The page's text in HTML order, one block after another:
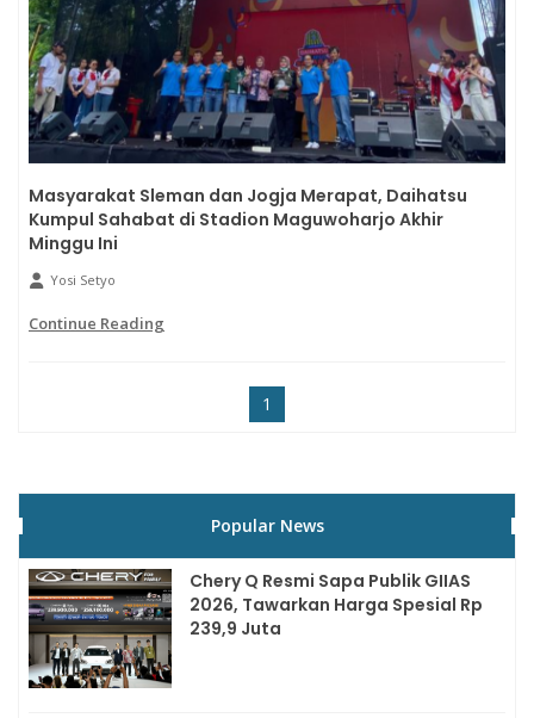
Masyarakat Sleman dan Jogja Merapat, Daihatsu
Kumpul Sahabat di Stadion Maguwoharjo Akhir
Minggu Ini
Yosi Setyo
Continue Reading
1
Popular News
Chery Q Resmi Sapa Publik GIIAS
2026, Tawarkan Harga Spesial Rp
239,9 Juta